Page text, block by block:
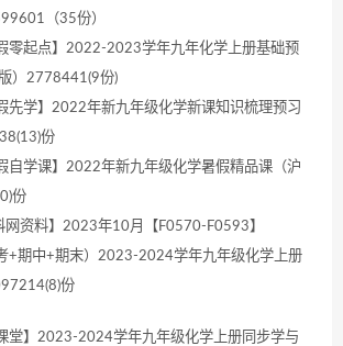
（35份）
零起点】2022-2023学年九年化学上册基础预
）2778441(9份)
先学】2022年新九年级化学新课知识梳理预习
份
自学课】2022年新九年级化学暑假精品课（沪
份
网资料】2023年10月【F0570-F0593】
+期中+期末）2023-2024学年九年级化学上册
份
堂】2023-2024学年九年级化学上册同步学与